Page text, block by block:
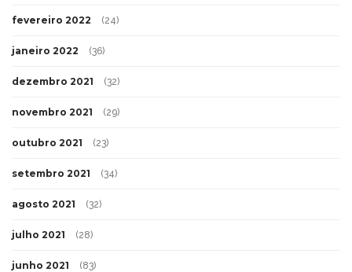
fevereiro 2022 (24)
janeiro 2022 (36)
dezembro 2021 (32)
novembro 2021 (29)
outubro 2021 (23)
setembro 2021 (34)
agosto 2021 (32)
julho 2021 (28)
junho 2021 (83)